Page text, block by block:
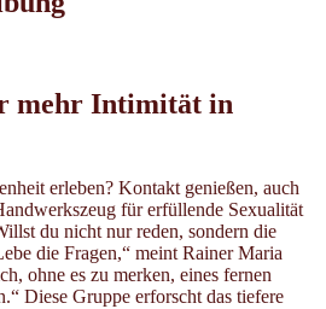
mehr Intimität in
erleben? Kontakt genießen, auch
für erfüllende Sexualität
du nicht nur reden, sondern die
die Fragen,“ meint Rainer Maria
ohne es zu merken, eines fernen
Diese Gruppe erforscht das tiefere